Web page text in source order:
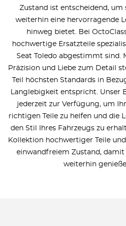
Zustand ist entscheidend, um
weiterhin eine hervorragende
hinweg bietet. Bei
hochwertige Ersatzteile
Seat Toledo abgestimmt sind.
Präzision und Liebe zum Detail
Teil höchsten Standards in
Langlebigkeit entspricht. Unser
jederzeit zur Verfügung, um
richtigen Teile zu helfen und die
den Stil Ihres Fahrzeugs zu
Kollektion hochwertiger Teile
einwandfreiem Zustand, damit
weiterhin